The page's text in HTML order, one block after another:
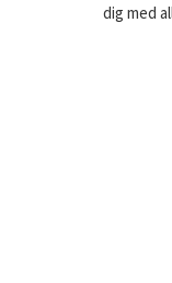
dig med